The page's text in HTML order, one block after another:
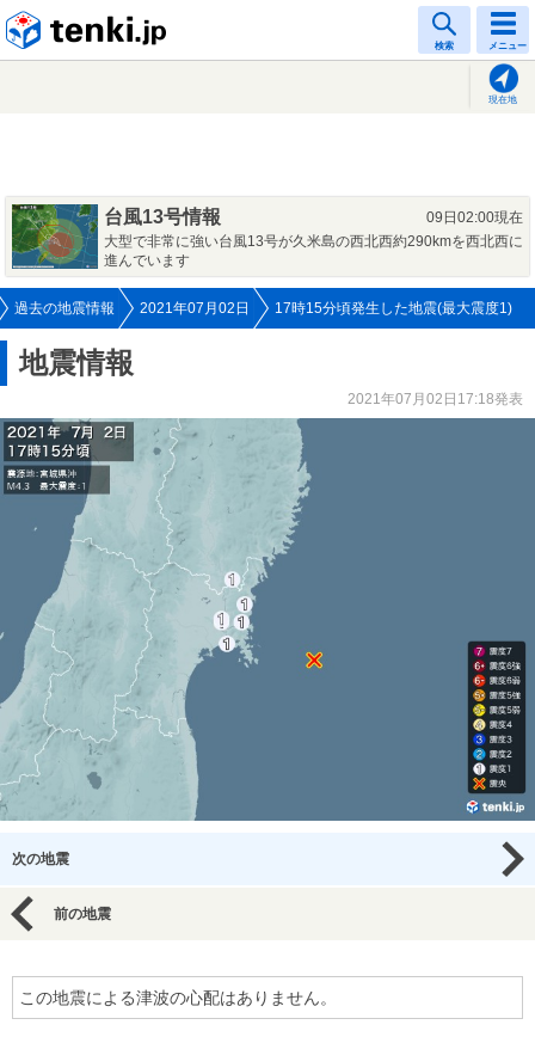
検索 メニュー
現在地
台風13号情報
09日02:00現在
大型で非常に強い台風13号が久米島の西北西約290kmを西北西に
進んでいます
過去の地震情報 2021年07月02日 17時15分頃発生した地震(最大震度1)
地震情報
2021年07月02日17:18発表
次の地震
前の地震
この地震による津波の心配はありません。